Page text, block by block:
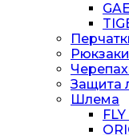
Рюкзаки
Защита
Шлема